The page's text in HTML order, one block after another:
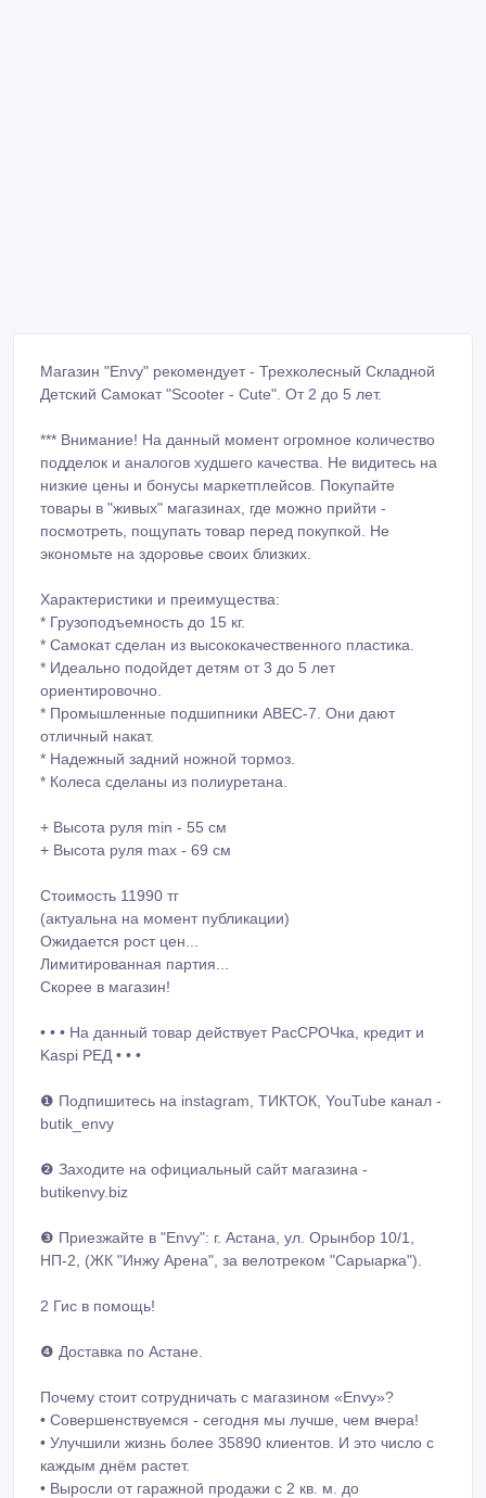
Магазин "Envy" рекомендует - Трехколесный Складной
Детский Самокат "Scooter - Cute". От 2 до 5 лет.
*** Внимание! На данный момент огромное количество
подделок и аналогов худшего качества. Не видитесь на
низкие цены и бонусы маркетплейсов. Покупайте
товары в "живых" магазинах, где можно прийти -
посмотреть, пощупать товар перед покупкой. Не
экономьте на здоровье своих близких.
Характеристики и преимущества:
*️ Грузоподъемность до 15 кг.
*️ Самокат сделан из высококачественного пластика.
*️ Идеально подойдет детям от 3 до 5 лет
ориентировочно.
*️ Промышленные подшипники ABEC-7. Они дают
отличный накат.
*️ Надежный задний ножной тормоз.
*️ Колеса сделаны из полиуретана.
+ Высота руля min - 55 см
+ Высота руля max - 69 см
Стоимость 11990 тг
(актуальна на момент публикации)
Ожидается рост цен...
Лимитированная партия...
Скорее в магазин!
• • • На данный товар действует РасСРОЧка, кредит и
Kaspi РЕД • • •
❶ Подпишитесь на instagram, ТИКТОК, YouTube канал -
butik_envy
❷ Заходите на официальный сайт магазина -
butikenvy.biz
❸ Приезжайте в "Envy": г. Астана, ул. Орынбор 10/1,
НП-2, (ЖК "Инжу Арена", за велотреком "Сарыарка").
2 Гис в помощь!
❹ Доставка по Астане.
Почему стоит сотрудничать с магазином «Envy»?
• Совершенствуемся - сегодня мы лучше, чем вчера!
• Улучшили жизнь более 35890 клиентов. И это число с
каждым днём растет.
• Выросли от гаражной продажи с 2 кв. м. до